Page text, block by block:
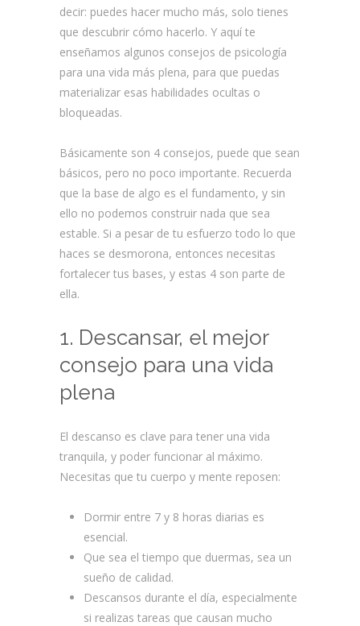
decir: puedes hacer mucho más, solo tienes
que descubrir cómo hacerlo. Y aquí te
enseñamos algunos consejos de psicología
para una vida más plena, para que puedas
materializar esas habilidades ocultas o
bloqueadas.
Básicamente son 4 consejos, puede que sean
básicos, pero no poco importante. Recuerda
que la base de algo es el fundamento, y sin
ello no podemos construir nada que sea
estable. Si a pesar de tu esfuerzo todo lo que
haces se desmorona, entonces necesitas
fortalecer tus bases, y estas 4 son parte de
ella.
1. Descansar, el mejor
consejo para una vida
plena
El descanso es clave para tener una vida
tranquila, y poder funcionar al máximo.
Necesitas que tu cuerpo y mente reposen:
Dormir entre 7 y 8 horas diarias es
esencial.
Que sea el tiempo que duermas, sea un
sueño de calidad.
Descansos durante el día, especialmente
si realizas tareas que causan mucho